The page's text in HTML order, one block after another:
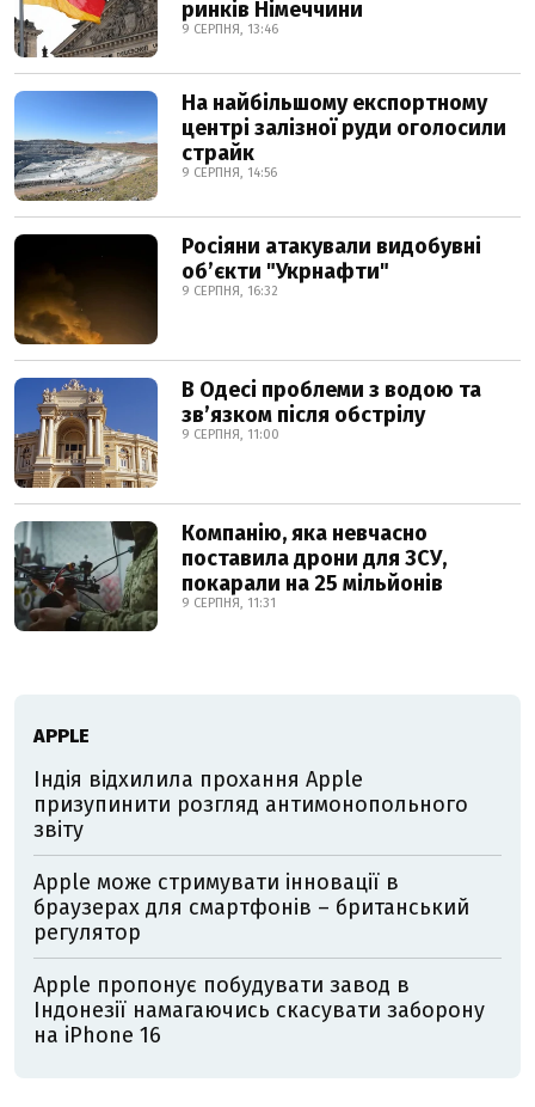
ринків Німеччини
9 СЕРПНЯ, 13:46
На найбільшому експортному
центрі залізної руди оголосили
страйк
9 СЕРПНЯ, 14:56
Росіяни атакували видобувні
обʼєкти "Укрнафти"
9 СЕРПНЯ, 16:32
В Одесі проблеми з водою та
звʼязком після обстрілу
9 СЕРПНЯ, 11:00
Компанію, яка невчасно
поставила дрони для ЗСУ,
покарали на 25 мільйонів
9 СЕРПНЯ, 11:31
АPPLE
Індія відхилила прохання Apple
призупинити розгляд антимонопольного
звіту
Apple може стримувати інновації в
браузерах для смартфонів – британський
регулятор
Apple пропонує побудувати завод в
Індонезії намагаючись скасувати заборону
на iPhone 16